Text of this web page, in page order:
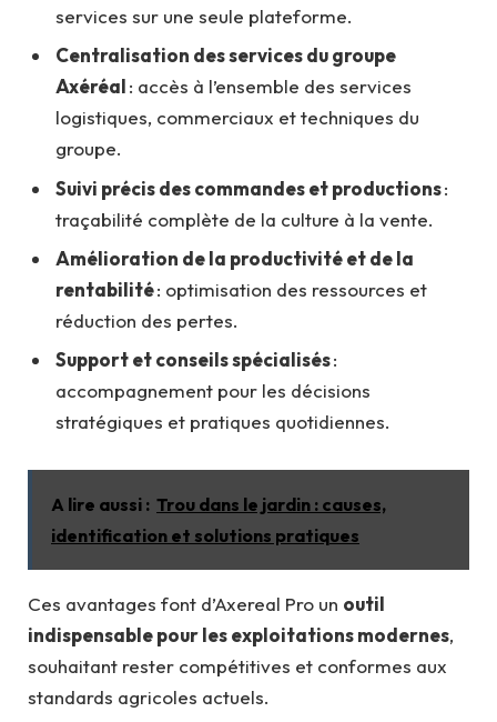
services sur une seule plateforme.
Centralisation des services du groupe
Axéréal: accès à l’ensemble des services
logistiques, commerciaux et techniques du
groupe.
Suivi précis des commandes et productions:
traçabilité complète de la culture à la vente.
Amélioration de la productivité et de la
rentabilité: optimisation des ressources et
réduction des pertes.
Support et conseils spécialisés:
accompagnement pour les décisions
stratégiques et pratiques quotidiennes.
A lire aussi : Trou dans le jardin : causes,
identification et solutions pratiques
Ces avantages font d’Axereal Pro un outil
indispensable pour les exploitations modernes,
souhaitant rester compétitives et conformes aux
standards agricoles actuels.